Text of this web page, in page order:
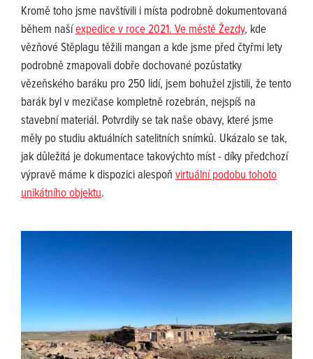
Kromě toho jsme navštívili i místa podrobně dokumentovaná
během našíexpedice v roce 2021. Ve městě Žezdy, kde
vězňové Stěplagu těžili mangan a kde jsme před čtyřmi lety
podrobně zmapovali dobře dochované pozůstatky
vězeňského baráku pro 250 lidí, jsem bohužel zjistili, že tento
barák byl v mezičase kompletně rozebrán, nejspíš na
stavební materiál. Potvrdily se tak naše obavy, které jsme
měly po studiu aktuálních satelitních snímků. Ukázalo se tak,
jak důležitá je dokumentace takovýchto míst - díky předchozí
výpravě máme k dispozici alespoň virtuální podobu tohoto
unikátního objektu.